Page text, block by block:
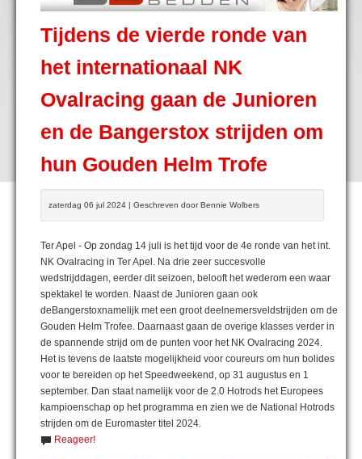
Tijdens de vierde ronde van
het internationaal NK
Ovalracing gaan de Junioren
en de Bangerstox strijden om
hun Gouden Helm Trofe
zaterdag 06 jul 2024 | Geschreven door Bennie Wolbers
Ter Apel - Op zondag 14 juli is het tijd voor de 4e ronde van het int.
NK Ovalracing in Ter Apel. Na drie zeer succesvolle
wedstrijddagen, eerder dit seizoen, belooft het wederom een waar
spektakel te worden. Naast de Junioren gaan ook
deBangerstoxnamelijk met een groot deelnemersveldstrijden om de
Gouden Helm Trofee. Daarnaast gaan de overige klasses verder in
de spannende strijd om de punten voor het NK Ovalracing 2024.
Het is tevens de laatste mogelijkheid voor coureurs om hun bolides
voor te bereiden op het Speedweekend, op 31 augustus en 1
september. Dan staat namelijk voor de 2.0 Hotrods het Europees
kampioenschap op het programma en zien we de National Hotrods
strijden om de Euromaster titel 2024.
Reageer!